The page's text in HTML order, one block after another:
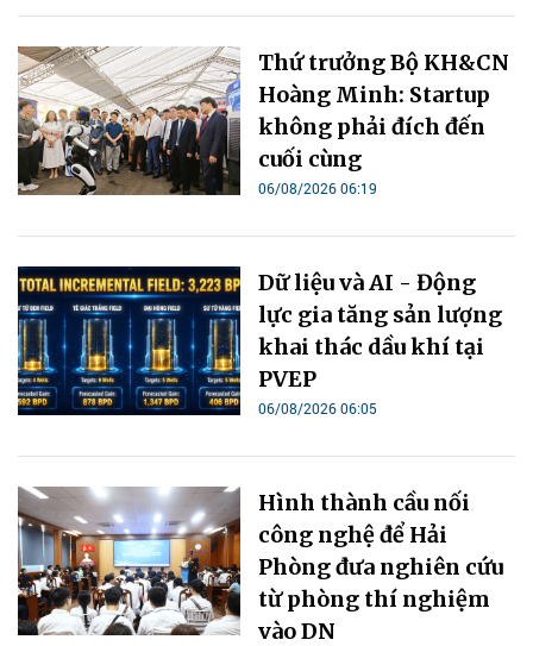
Thứ trưởng Bộ KH&CN
Hoàng Minh: Startup
không phải đích đến
cuối cùng
06/08/2026 06:19
Dữ liệu và AI - Động
lực gia tăng sản lượng
khai thác dầu khí tại
PVEP
06/08/2026 06:05
Hình thành cầu nối
công nghệ để Hải
Phòng đưa nghiên cứu
từ phòng thí nghiệm
vào DN